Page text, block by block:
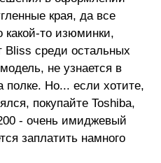
края, да все
какой-то изюминки,
Bliss среди остальных
не узнается в
полке. Но... если хотите,
покупайте Toshiba,
- очень имиджевый
заплатить намного